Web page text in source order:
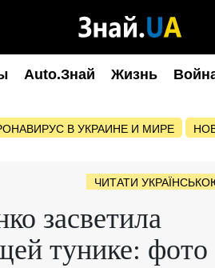
Auto.Знай Жизнь
В УКРАИНЕ И МИРЕ
ЧИТАТИ
засветила
тунике: фото